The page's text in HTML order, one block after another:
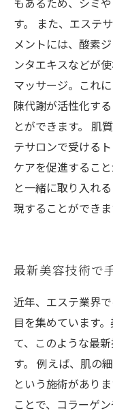
す。 また、エステ
メントには、酸素
ンタエキスなどが
マッサージ。これ
陳代謝が活性化す
とができます。 肌
テサロンで受ける
ケアを促進するこ
と一緒に取り入れ
現することができま
最新美容技術で
近年、エステ業界
目を集めています
て、このような最
す。 例えば、肌の
という施術があり
ことで、コラーゲ